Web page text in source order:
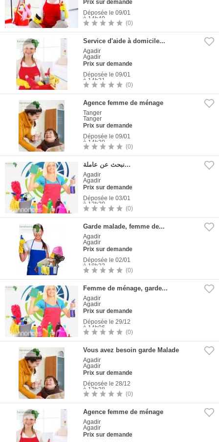
Déposée le 09/01
à 14h40
Prix sur demande
(0)
Service d'aide à domicile...
Déposée le 09/01
à 14h31
Agadir
Agadir
Prix sur demande
(0)
Agence femme de ménage
Déposée le 09/01
à 14h30
Tanger
Tanger
Prix sur demande
(0)
نبحث عن عاملة...
Déposée le 03/01
à 13h20
Agadir
Agadir
Prix sur demande
(0)
Garde malade, femme de...
Déposée le 02/01
à 18h22
Agadir
Agadir
Prix sur demande
(0)
Femme de ménage, garde...
Déposée le 29/12
à 14h06
Agadir
Agadir
Prix sur demande
(0)
Vous avez besoin garde Malade
Déposée le 28/12
à 13h38
Agadir
Agadir
Prix sur demande
(0)
Agence femme de ménage
Agadir
Agadir
Prix sur demande